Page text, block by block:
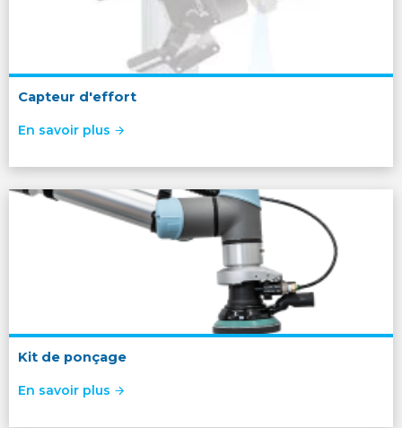
Capteur d'effort
En savoir plus
Kit de ponçage
En savoir plus